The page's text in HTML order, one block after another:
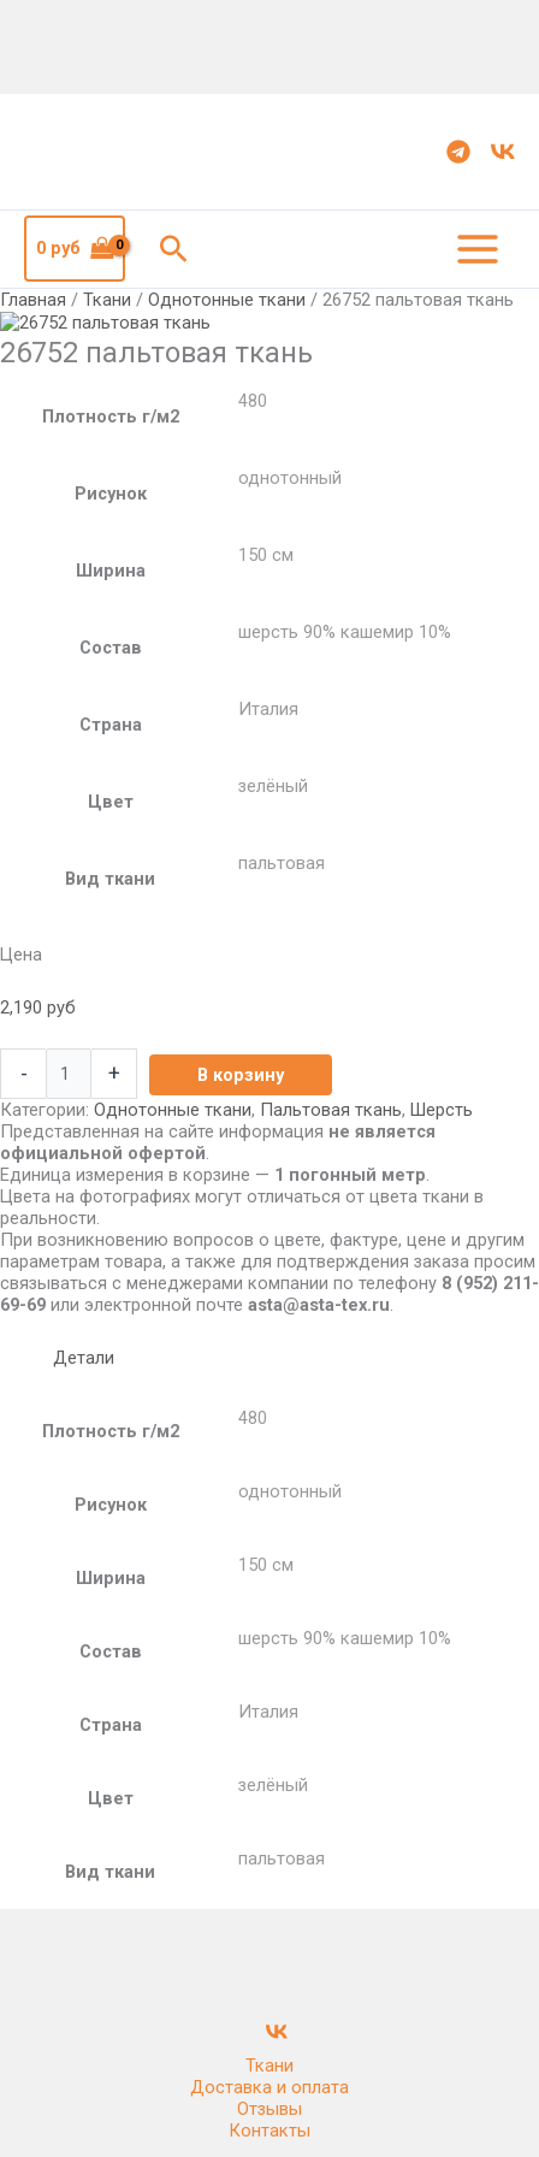
0руб Поиск
Главная / Ткани / Однотонные ткани / 26752 пальтовая ткань
26752 пальтовая ткань
Плотность г/м2
480
Рисунок
однотонный
Ширина
150 см
Состав
шерсть 90% кашемир 10%
Страна
Италия
Цвет
зелёный
Вид ткани
пальтовая
Цена
2,190 руб
- +
В корзину
Категории: Однотонные ткани, Пальтовая ткань, Шерсть
Представленная на сайте информация не является
официальной офертой.
Единица измерения в корзине — 1 погонный метр.
Цвета на фотографиях могут отличаться от цвета ткани в
реальности.
При возникновению вопросов о цвете, фактуре, цене и другим
параметрам товара, а также для подтверждения заказа просим
связываться с менеджерами компании по телефону 8 (952) 211-
69-69 или электронной почте asta@asta-tex.ru.
Детали
Плотность г/м2
480
Рисунок
однотонный
Ширина
150 см
Состав
шерсть 90% кашемир 10%
Страна
Италия
Цвет
зелёный
Вид ткани
пальтовая
Ткани
Доставка и оплата
Отзывы
Контакты